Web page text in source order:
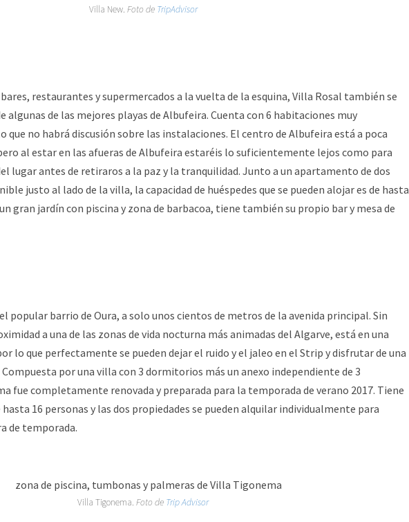
Villa New. Foto de TripAdvisor
restaurantes y supermercados a la vuelta de la esquina, Villa Rosal también se
algunas de las mejores playas de Albufeira. Cuenta con 6 habitaciones muy
que no habrá discusión sobre las instalaciones. El centro de Albufeira está a poca
al estar en las afueras de Albufeira estaréis lo suficientemente lejos como para
lugar antes de retiraros a la paz y la tranquilidad. Junto a un apartamento de dos
justo al lado de la villa, la capacidad de huéspedes que se pueden alojar es de hasta
gran jardín con piscina y zona de barbacoa, tiene también su propio bar y mesa de
popular barrio de Oura, a solo unos cientos de metros de la avenida principal. Sin
a una de las zonas de vida nocturna más animadas del Algarve, está en una
lo que perfectamente se pueden dejar el ruido y el jaleo en el Strip y disfrutar de una
Compuesta por una villa con 3 dormitorios más un anexo independiente de 3
fue completamente renovada y preparada para la temporada de verano 2017. Tiene
16 personas y las dos propiedades se pueden alquilar individualmente para
de temporada.
Villa Tigonema. Foto de Trip Advisor